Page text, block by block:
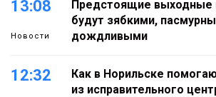
13:08
Новости
Предстоящие выходные
будут зябкими,
дождливыми
12:32
Как в Норильске
из исправительного